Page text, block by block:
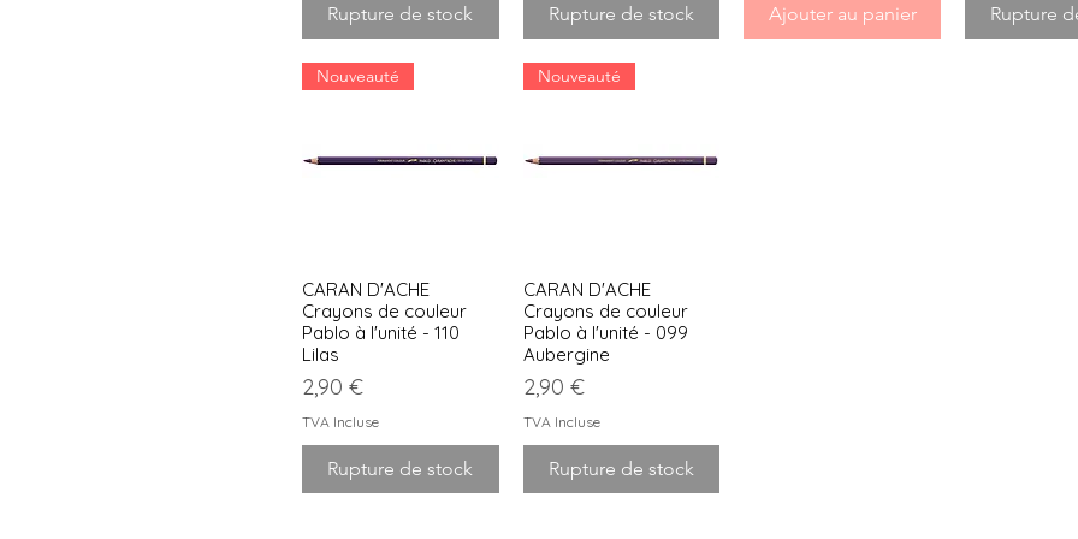
Rupture de stock Rupture de stock Ajouter au panier Rupture
Aperçu rapide
Nouveauté
CARAN D'ACHE
Crayons de couleur
Pablo à l'unité - 110
Lilas
Prix
2,90 €
TVA Incluse
Rupture de stock
Aperçu rapide
Nouveauté
CARAN D'ACHE
Crayons de couleur
Pablo à l'unité - 099
Aubergine
Prix
2,90 €
TVA Incluse
Rupture de stock